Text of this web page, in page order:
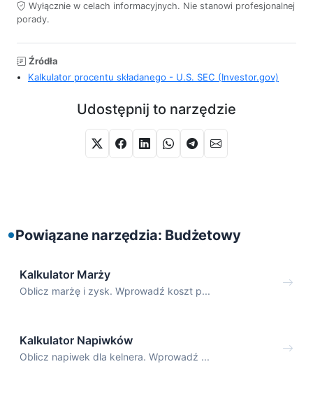
Wyłącznie w celach informacyjnych. Nie stanowi profesjonalnej
porady.
Źródła
Kalkulator procentu składanego - U.S. SEC (Investor.gov)
Udostępnij to narzędzie
Powiązane narzędzia: Budżetowy
Kalkulator Marży
Oblicz marżę i zysk. Wprowadź koszt p...
Kalkulator Napiwków
Oblicz napiwek dla kelnera. Wprowadź ...